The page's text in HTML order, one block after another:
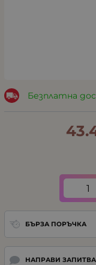
Безплатна
БЪРЗА ПОРЪЧКА
НАПРАВИ